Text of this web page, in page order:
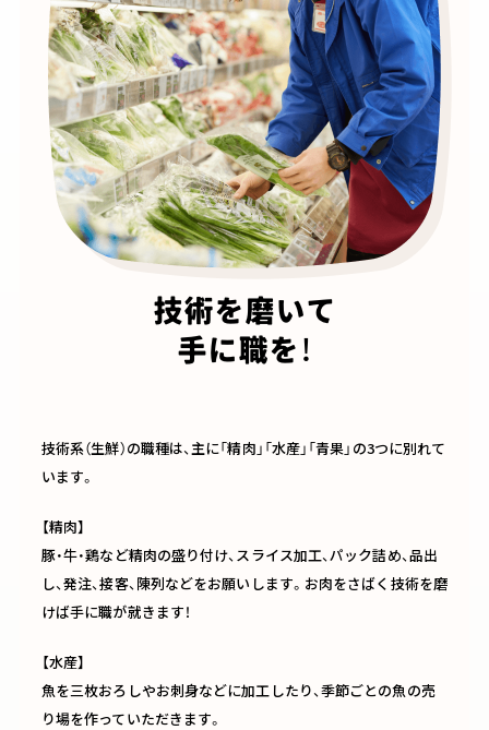
技術を磨いて
手に職を！
技術系（生鮮）の職種は、主に「精肉」「水産」「青果」の3つに別れて
います。
【精肉】
豚・牛・鶏など精肉の盛り付け、スライス加工、パック詰め、品出
し、発注、接客、陳列などをお願いします。お肉をさばく技術を磨
けば手に職が就きます！
【水産】
魚を三枚おろしやお刺身などに加工したり、季節ごとの魚の売
り場を作っていただきます。